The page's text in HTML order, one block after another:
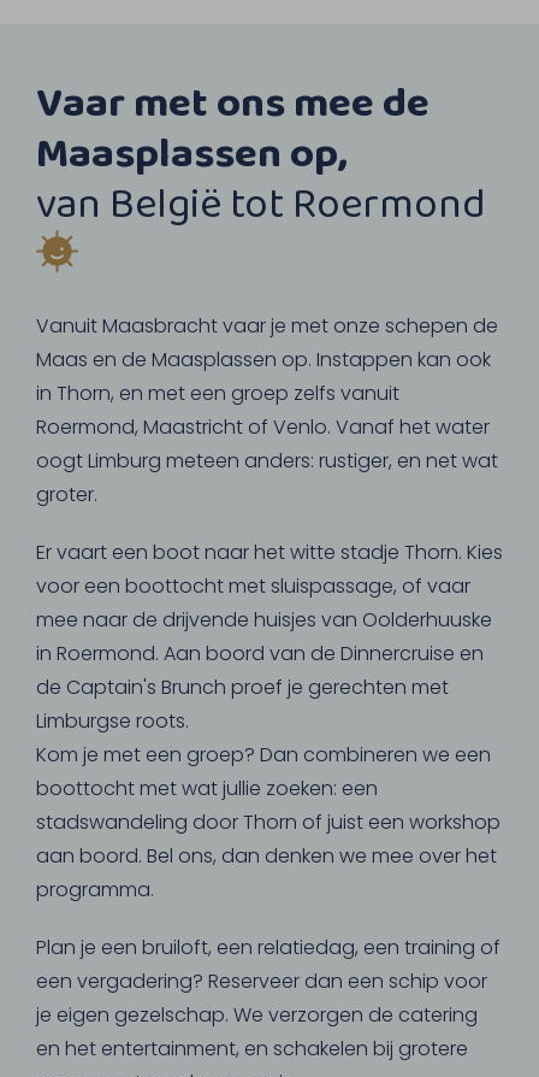
Vaar met ons mee de
Maasplassen op,
van België tot Roermond
Vanuit Maasbracht vaar je met onze schepen de
Maas en de Maasplassen op. Instappen kan ook
in Thorn, en met een groep zelfs vanuit
Roermond, Maastricht of Venlo. Vanaf het water
oogt Limburg meteen anders: rustiger, en net wat
groter.
Er vaart een boot naar het witte stadje Thorn. Kies
voor een boottocht met sluispassage, of vaar
mee naar de drijvende huisjes van Oolderhuuske
in Roermond. Aan boord van de Dinnercruise en
de Captain's Brunch proef je gerechten met
Limburgse roots.
Kom je met een groep? Dan combineren we een
boottocht met wat jullie zoeken: een
stadswandeling door Thorn of juist een workshop
aan boord. Bel ons, dan denken we mee over het
programma.
Plan je een bruiloft, een relatiedag, een training of
een vergadering? Reserveer dan een schip voor
je eigen gezelschap. We verzorgen de catering
en het entertainment, en schakelen bij grotere